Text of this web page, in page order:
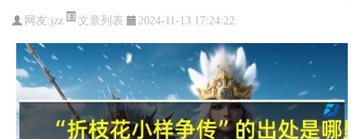
网友:jzz 文章列表 2024-11-13 17:24:22